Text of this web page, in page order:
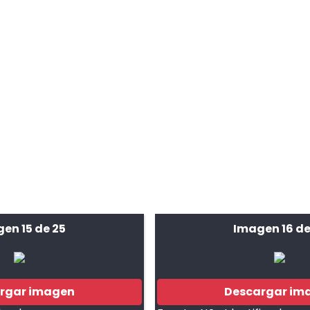
15 de 25
imagen
Imagen 16
Descargar